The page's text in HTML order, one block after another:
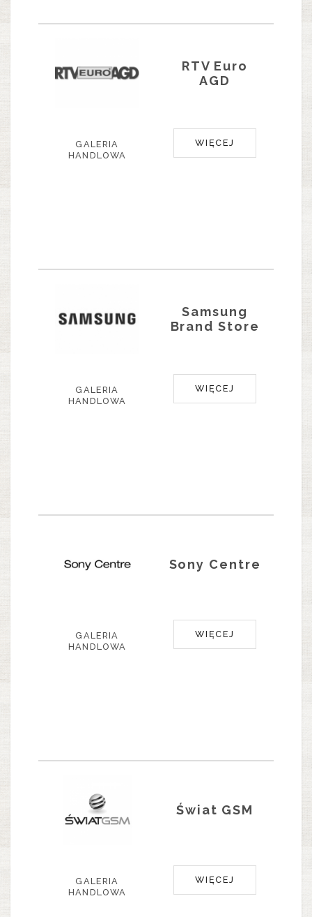
RTV Euro
AGD
GALERIA
HANDLOWA
WIĘCEJ
Samsung
Brand Store
GALERIA
HANDLOWA
WIĘCEJ
Sony Centre
GALERIA
HANDLOWA
WIĘCEJ
Świat GSM
GALERIA
HANDLOWA
WIĘCEJ